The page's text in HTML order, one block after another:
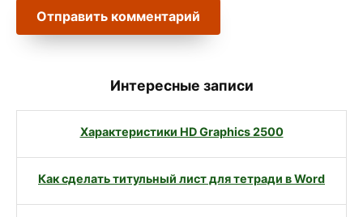
Интересные записи
Характеристики HD Graphics 2500
Как сделать титульный лист для тетради в Word